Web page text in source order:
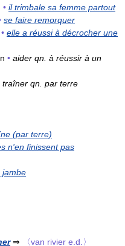
• il trimbale sa femme partout
se faire remorquer
• elle a réussi à décrocher une
• aider qn. à réussir à un
traîner qn. par terre
(par terre)
n'en finissent pas
jambe
⇒
〈van rivier e.d.〉